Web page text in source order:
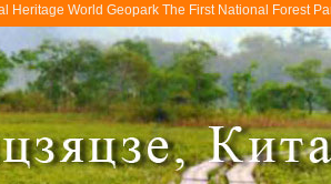
Heritage World Geopark The First National